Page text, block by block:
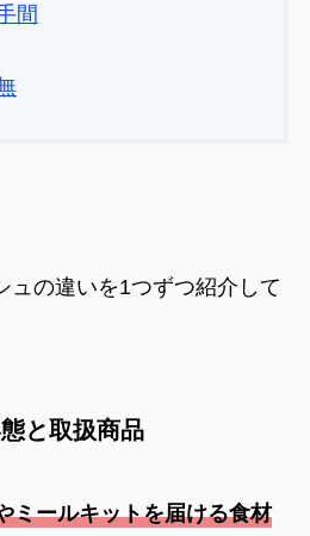
間
ュの違いを1つずつ紹介して
と取扱商品
ミールキットを届ける食材